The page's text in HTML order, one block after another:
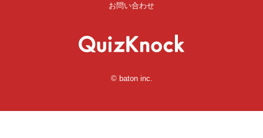
お問い合わせ
© baton inc.